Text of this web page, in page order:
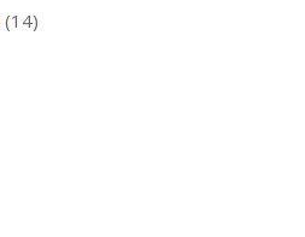
(14)